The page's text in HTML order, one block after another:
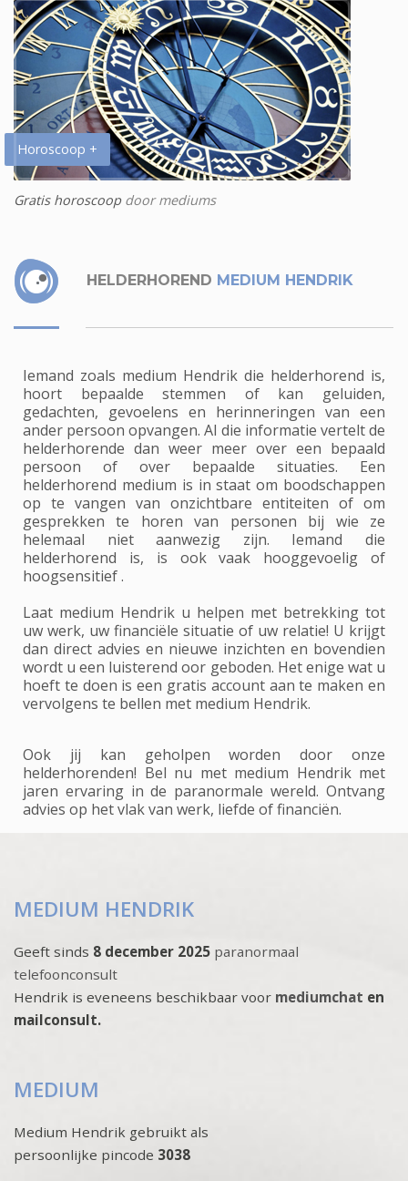
Horoscoop +
Gratis horoscoopdoor mediums
HELDERHOREND MEDIUM HENDRIK
Iemand zoals medium Hendrik die helderhorend is,
hoort bepaalde stemmen of kan geluiden,
gedachten, gevoelens en herinneringen van een
ander persoon opvangen. Al die informatie vertelt de
helderhorende dan weer meer over een bepaald
persoon of over bepaalde situaties. Een
helderhorend medium is in staat om boodschappen
op te vangen van onzichtbare entiteiten of om
gesprekken te horen van personen bij wie ze
helemaal niet aanwezig zijn. Iemand die
helderhorend is, is ook vaak hooggevoelig of
hoogsensitief .
Laat medium Hendrik u helpen met betrekking tot
uw werk, uw financiële situatie of uw relatie! U krijgt
dan direct advies en nieuwe inzichten en bovendien
wordt u een luisterend oor geboden. Het enige wat u
hoeft te doen is een gratis account aan te maken en
vervolgens te bellen met medium Hendrik.
Ook jij kan geholpen worden door onze
helderhorenden! Bel nu met medium Hendrik met
jaren ervaring in de paranormale wereld. Ontvang
advies op het vlak van werk, liefde of financiën.
MEDIUM HENDRIK
Geeft sinds 8 december 2025 paranormaal
telefoonconsult
Hendrik is eveneens beschikbaar voor mediumchat en
mailconsult.
MEDIUM
Medium Hendrik gebruikt als
persoonlijke pincode 3038